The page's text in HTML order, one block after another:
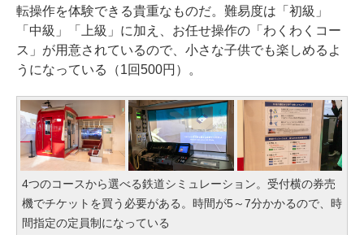
転操作を体験できる貴重なものだ。難易度は「初級」
「中級」「上級」に加え、お任せ操作の「わくわくコー
ス」が用意されているので、小さな子供でも楽しめるよ
うになっている（1回500円）。
4つのコースから選べる鉄道シミュレーション。受付横の券売
機でチケットを買う必要がある。時間が5～7分かかるので、時
間指定の定員制になっている